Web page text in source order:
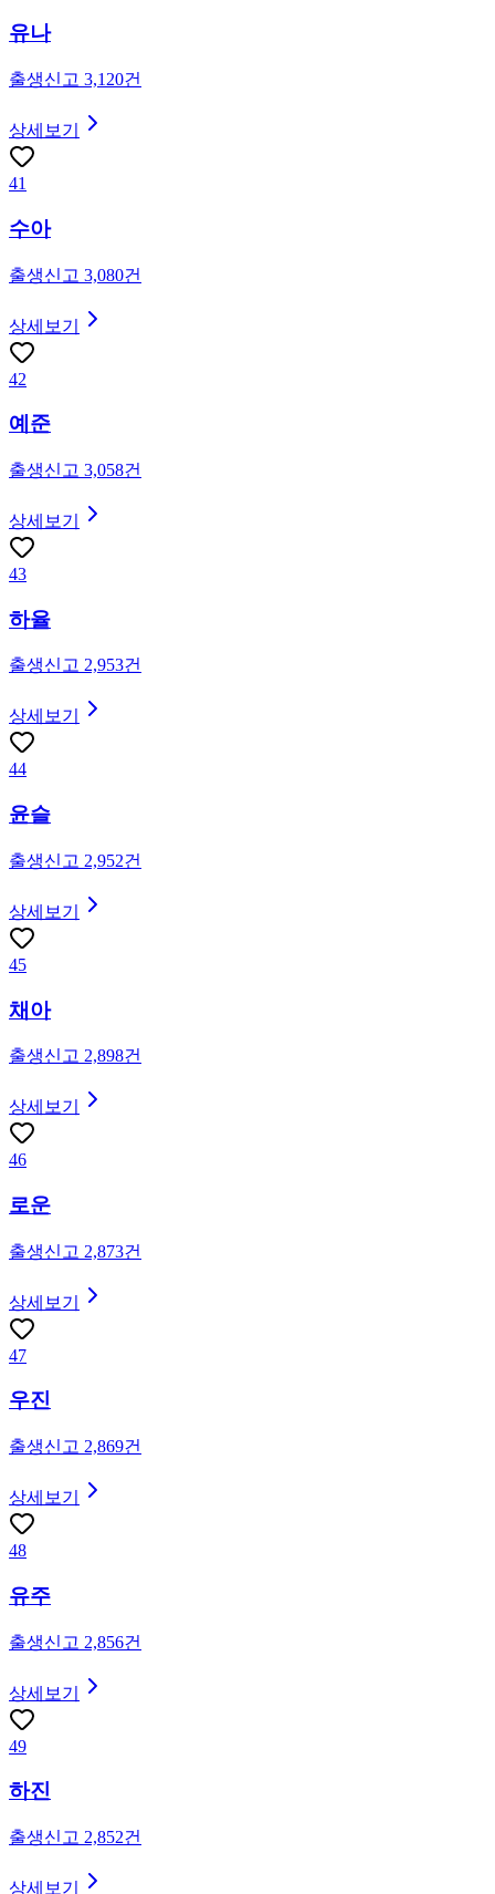
유나
출생신고 3,120건
상세보기
41
수아
출생신고 3,080건
상세보기
42
예준
출생신고 3,058건
상세보기
43
하율
출생신고 2,953건
상세보기
44
윤슬
출생신고 2,952건
상세보기
45
채아
출생신고 2,898건
상세보기
46
로운
출생신고 2,873건
상세보기
47
우진
출생신고 2,869건
상세보기
48
유주
출생신고 2,856건
상세보기
49
하진
출생신고 2,852건
상세보기